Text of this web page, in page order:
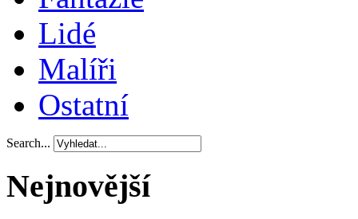
Lidé
Malíři
Ostatní
Search...
Nejnovější